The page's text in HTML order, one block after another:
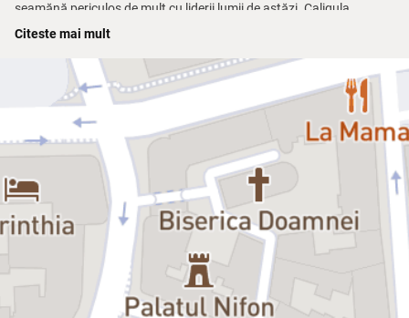
seamănă periculos de mult cu liderii lumii de astăzi. Caligula
promite libertate, dar în spatele discursurilor se ascunde aceeași
totul îi este permis.
Acest spectacol merită văzut pentru că vorbește despre cum se
naște tirania, nu doar despre cum arată ea. Despre cum frica,
oboseala și lipsa de reacție ale societății creează loc pentru
monștri. Despre cum ajungem, pas cu pas, să acceptăm ceea ce
cândva ni se părea de neacceptat.
arată ce se întâmplă atunci când un om rănit ajunge să
conducă o lume întreagă. Când puterea nu mai are limite. Este un
spectacol necesar, pentru că nu oferă confort, ci conștientizare. Nu
liniștește, ci trezește. Și poate cel mai important lucru pe care îl
spune este acesta: dacă nu suntem atenți, Caligula nu vine.
Caligula este deja aici.
Citeste mai mult